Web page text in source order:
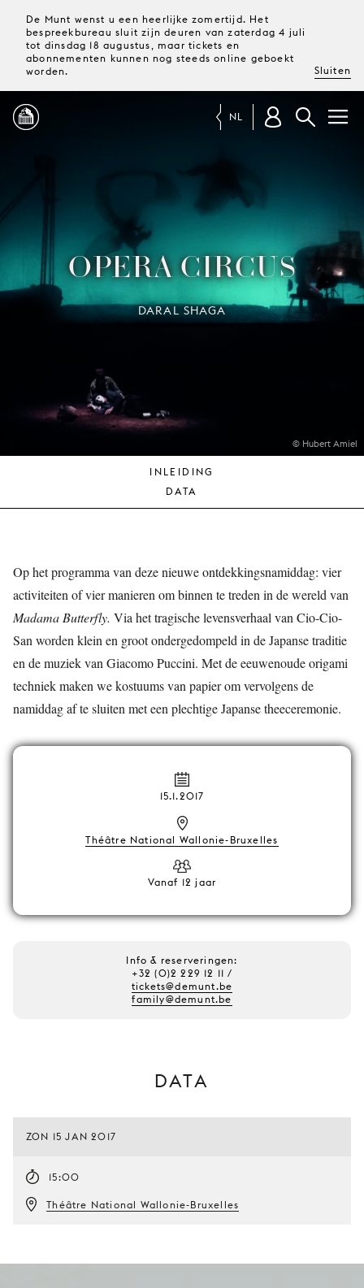
De Munt wenst u een heerlijke zomertijd. Het
bespreekbureau sluit zijn deuren van zaterdag 4 juli
tot dinsdag 18 augustus, maar tickets en
abonnementen kunnen nog steeds online geboekt
worden.
Sluiten
MAGAZINE
TICKETS &
ABONNEMENTEN
UW
NL
© Hubert Amiel
OPERA CIRCUS
DARAL SHAGA
INLEIDING
DATA
Op het programma van deze nieuwe ontdekkingsnamiddag: vier
activiteiten of vier manieren om binnen te treden in de wereld van
Madama Butterfly. Via het tragische levensverhaal van Cio-Cio-
San worden klein en groot ondergedompeld in de Japanse traditie
en de muziek van Giacomo Puccini. Met de eeuwenoude origami
techniek maken we kostuums van papier om vervolgens de
namiddag af te sluiten met een plechtige Japanse theeceremonie.
15.1.2017
Théâtre National Wallonie-Bruxelles
Vanaf 12 jaar
Info & reserveringen:
+32 (0)2 229 12 11 /
tickets@demunt.be
family@demunt.be
DATA
ZON 15 JAN 2017
15:00
Théâtre National Wallonie-Bruxelles